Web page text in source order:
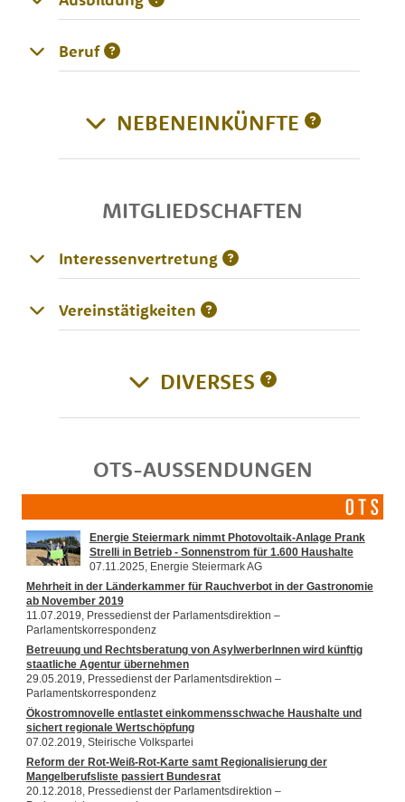
Beruf
NEBENEINKÜNFTE
MITGLIEDSCHAFTEN
Interessenvertretung
Vereinstätigkeiten
DIVERSES
OTS-AUSSENDUNGEN